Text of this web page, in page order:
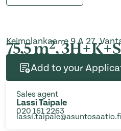
Keimolankaarre 9 A 27,
75,5 m2, 3H+K+S
Add to your
Sales agent
Lassi Taipale
020 161 2263
lassi.taipale@asuntosaatio.fi